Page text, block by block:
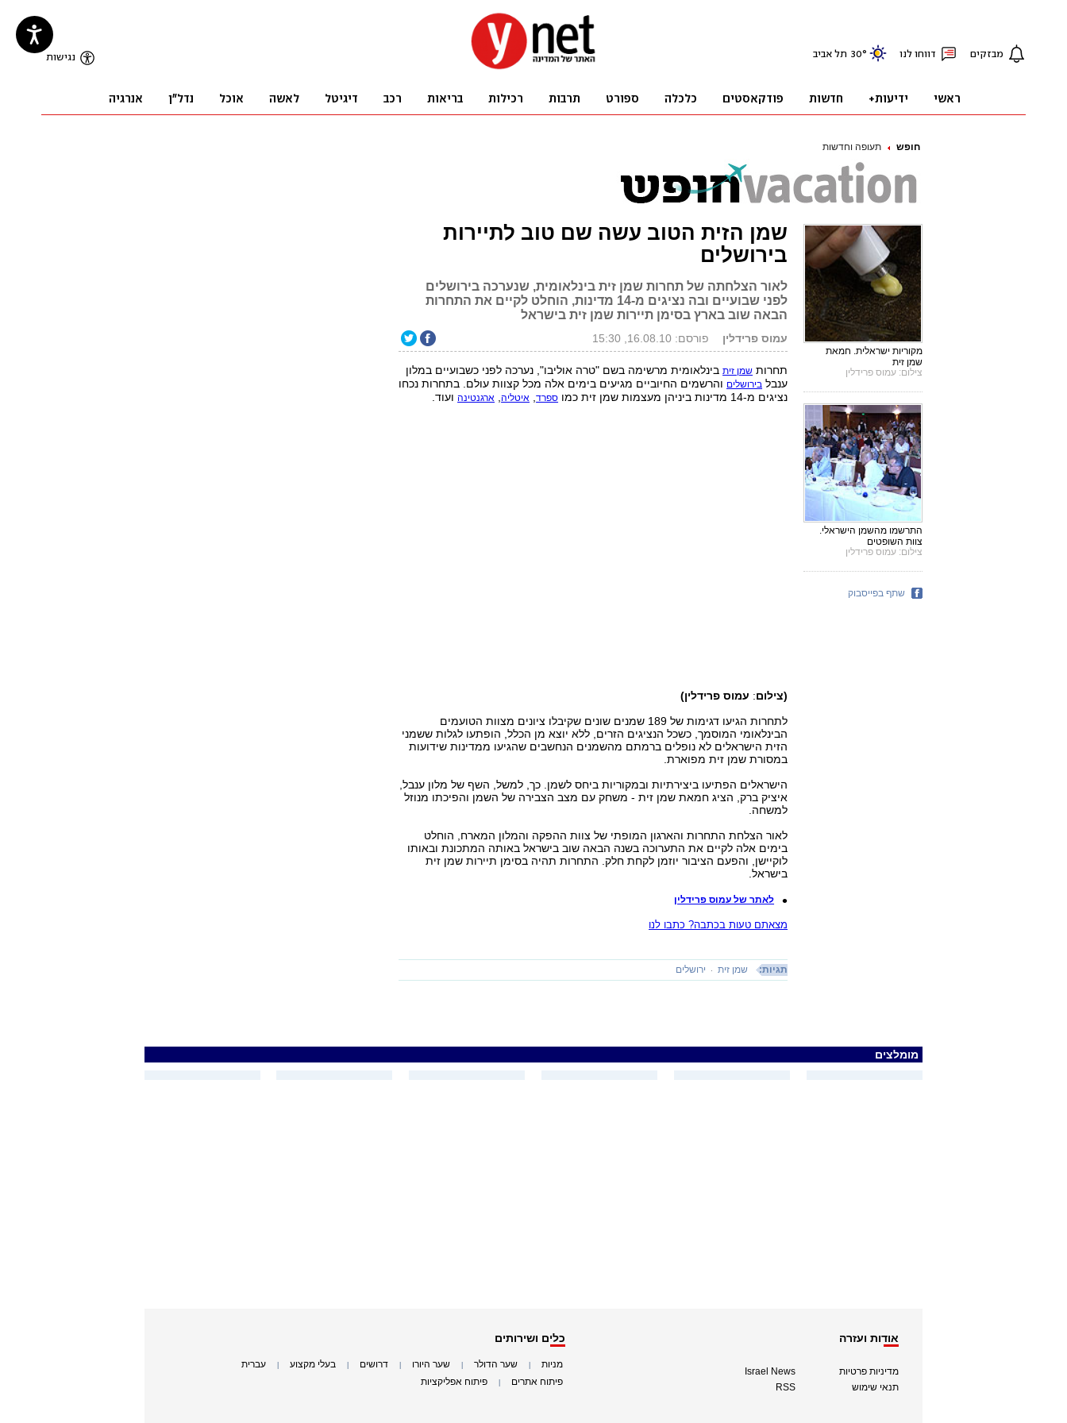
חופש תעופה וחדשות
שמן הזית הטוב עשה שם טוב לתיירות
בירושלים
לאור הצלחתה של תחרות שמן זית בינלאומית, שנערכה בירושלים
לפני שבועיים ובה נציגים מ-14 מדינות, הוחלט לקיים את התחרות
הבאה שוב בארץ בסימן תיירות שמן זית בישראל
עמוס פרידלין פורסם: 16.08.10, 15:30
תחרות שמן זיתבינלאומית מרשימה בשם "טרה אוליבו", נערכה לפני כשבועיים במלון
ענבל בירושלים והרשמים החיוביים מגיעים בימים אלה מכל קצוות עולם. בתחרות נכחו
נציגים מ-14 מדינות ביניהן מעצמות שמן זית כמו
ספרד, איטליה, ארגנטינהועוד.
(צילום: עמוס פרידלין)
לתחרות הגיעו דגימות של 189 שמנים שונים שקיבלו ציונים מצוות הטועמים
הבינלאומי המוסמך, כשכל הנציגים הזרים, ללא יוצא מן הכלל, הופתעו לגלות ששמני
הזית הישראלים לא נופלים ברמתם מהשמנים הנחשבים שהגיעו ממדינות שידועות
במסורת שמן זית מפוארת.
הישראלים הפתיעו ביצירתיות ובמקוריות ביחס לשמן. כך, למשל, השף של מלון ענבל,
איציק ברק, הציג חמאת שמן זית - משחק עם מצב הצבירה של השמן והפיכתו מנוזל
למשחה.
לאור הצלחת התחרות והארגון המופתי של צוות ההפקה והמלון המארח, הוחלט
בימים אלה לקיים את התערוכה בשנה הבאה שוב בישראל באותה המתכונת ובאותו
לוקיישן, והפעם הציבור יוזמן לקחת חלק. התחרות תהיה בסימן תיירות שמן זית
בישראל.
לאתר של עמוס פרידלין
מצאתם טעות בכתבה? כתבו לנו
תגיות: שמן זית ירושלים
מקוריות ישראלית. חמאת
שמן זית
צילום: עמוס פרידלין
התרשמו מהשמן הישראלי.
צוות השופטים
צילום: עמוס פרידלין
שתף בפייסבוק
מומלצים
אודות ועזרה
מדיניות פרטיות
תנאי שימוש
Israel News
RSS
כלים ושירותים
מניות שער הדולר שער היורו דרושים בעלי מקצוע עברית
פיתוח אתרים פיתוח אפליקציות